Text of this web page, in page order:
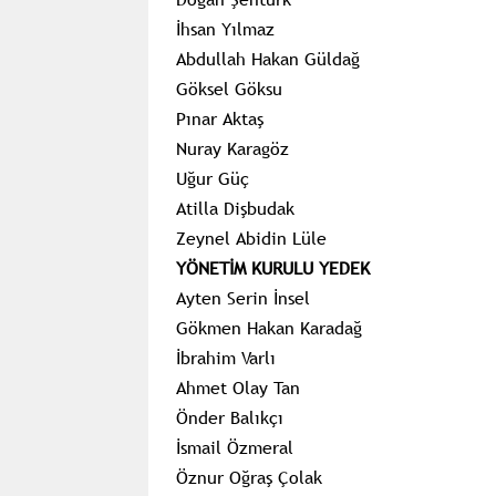
İhsan Yılmaz
Abdullah Hakan Güldağ
Göksel Göksu
Pınar Aktaş
Nuray Karagöz
Uğur Güç
Atilla Dişbudak
Zeynel Abidin Lüle
YÖNETİM KURULU YEDEK
Ayten Serin İnsel
Gökmen Hakan Karadağ
İbrahim Varlı
Ahmet Olay Tan
Önder Balıkçı
İsmail Özmeral
Öznur OğraşÇolak